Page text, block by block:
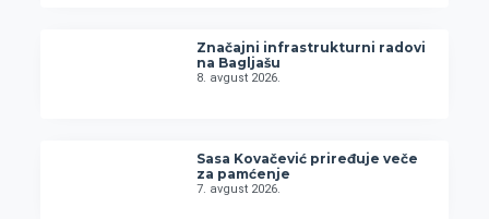
Značajni infrastrukturni radovi
na Bagljašu
8. avgust 2026.
Sasa Kovačević priređuje veče
za pamćenje
7. avgust 2026.